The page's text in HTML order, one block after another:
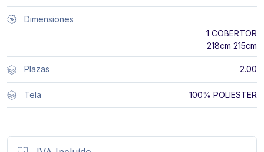
Dimensiones
1 COBERTOR
218cm 215cm
2.00
Plazas
100% POLIESTER
Tela